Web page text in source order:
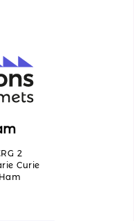
2
Curie